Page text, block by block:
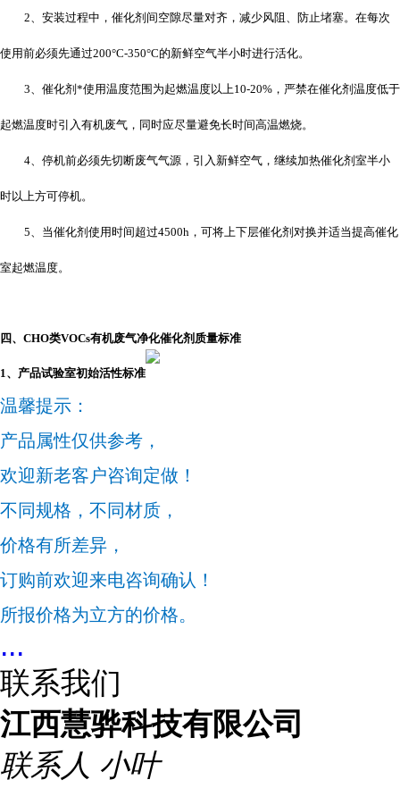
2、安装过程中，催化剂间空隙尽量对齐，减少风阻、防止堵塞。在每次
使用前必须先通过200°C-350°C的新鲜空气半小时进行活化。
3、催化剂*使用温度范围为起燃温度以上10-20% ，严禁在催化剂温度低于
起燃温度时引入有机废气，同时应尽量避免长时间高温燃烧。
4、停机前必须先切断废气气源，引入新鲜空气，继续加热催化剂室半小
时以上方可停机。
5、当催化剂使用时间超过4500h ，可将上下层催化剂对换并适当提高催化
室起燃温度。
四 、 CHO类VOCs有机废气净化催化剂质量标准
1、产品试验室初始活性标准
温馨提示：
产品属性仅供参考，
欢迎新老客户咨询定做！
不同规格，不同材质，
价格有所差异，
订购前欢迎来电咨询确认！
所报价格为立方的价格。
...
联系我们
江西慧骅科技有限公司
联系人 小叶